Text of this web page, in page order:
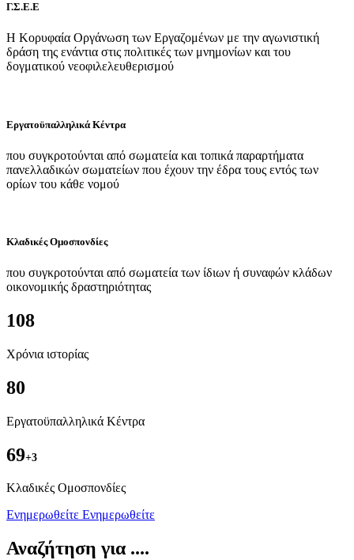
Γ.Σ.Ε.Ε
Η Κορυφαία Οργάνωση των Εργαζομένων με την αγωνιστική
δράση της ενάντια στις πολιτικές των μνημονίων και του
δογματικού νεοφιλελευθερισμού
Εργατοϋπαλληλικά Κέντρα
που συγκροτούνται από σωματεία και τοπικά παραρτήματα
πανελλαδικών σωματείων που έχουν την έδρα τους εντός των
ορίων του κάθε νομού
Κλαδικές Ομοσπονδίες
που συγκροτούνται από σωματεία των ίδιων ή συναφών κλάδων
οικονομικής δραστηριότητας
108
Χρόνια ιστορίας
80
Εργατοϋπαλληλικά Κέντρα
69+3
Kλαδικές Ομοσπονδίες
Ενημερωθείτε Ενημερωθείτε
Αναζήτηση για ....